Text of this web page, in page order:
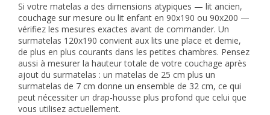
Si votre matelas a des dimensions atypiques — lit ancien,
couchage sur mesure ou lit enfant en 90x190 ou 90x200 —
vérifiez les mesures exactes avant de commander. Un
surmatelas 120x190 convient aux lits une place et demie,
de plus en plus courants dans les petites chambres. Pensez
aussi à mesurer la hauteur totale de votre couchage après
ajout du surmatelas : un matelas de 25 cm plus un
surmatelas de 7 cm donne un ensemble de 32 cm, ce qui
peut nécessiter un drap-housse plus profond que celui que
vous utilisez actuellement.